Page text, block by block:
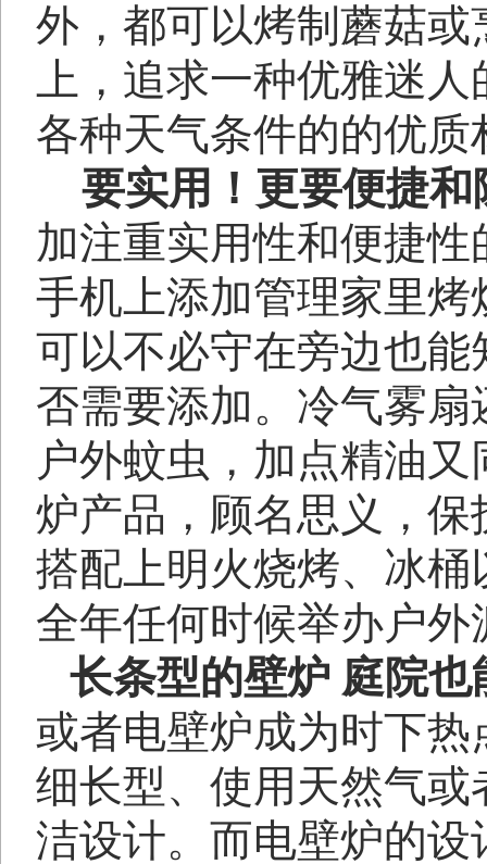
外，都可以烤制蘑菇
上，追求一种优雅迷
各种天气条件的的优质
要实用！更要便捷和
加注重实用性和便捷
手机上添加管理家里
可以不必守在旁边也
否需要添加。冷气雾
户外蚊虫，加点精油
炉产品，顾名思义，
搭配上明火烧烤、冰
全年任何时候举办户外
长条型的壁炉 庭院也
或者电壁炉成为时下
细长型、使用天然气
洁设计。而电壁炉的